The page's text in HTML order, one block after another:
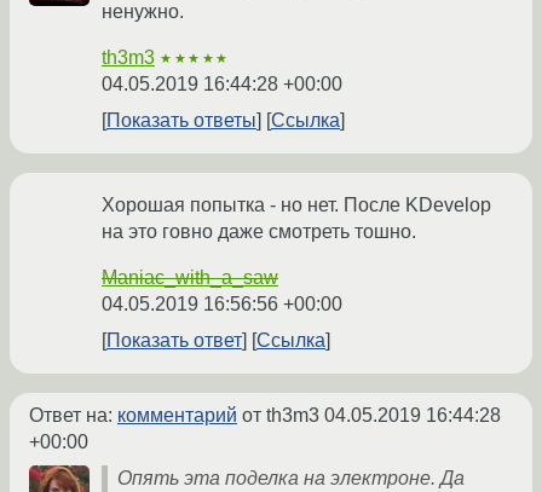
ненужно.
th3m3 ★★★★★
04.05.2019 16:44:28 +00:00
Показать ответы
Ссылка
Хорошая попытка - но нет. После KDevelop
на это говно даже смотреть тошно.
Maniac_with_a_saw
04.05.2019 16:56:56 +00:00
Показать ответ
Ссылка
Ответ на: комментарий от th3m3 04.05.2019 16:44:28
+00:00
Опять эта поделка на электроне. Да